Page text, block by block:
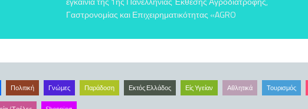
Γαστρονομίας και Επιχειρηματικότητας «AGRO
Πολιτική Γνώμες Παράδοση Εκτός Ελλάδος Είς Υγείαν Αθλητικά Τουρισμός